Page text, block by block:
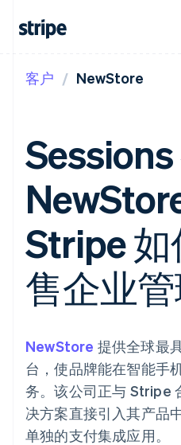
支付
在线支付
Payment links
Checkout
预构建支付界
Elements
灵活的 UI 组件
支付方式
支持 125 种以
上
Authorization
Boost
支付成功率优
化
Link
加速结账
经常
按用
订阅管
一次性
账单
Tax
销售税
税自动
会计自
Stripe
自定义
Data
数据同
按企业阶段
按应用场景
智能体商务
加密货币
电子商务
嵌入式金融
财务自动化
全球化企业
应用内支付
资金管理
平台
SaaS
按行业
文档
Stripe
接受线上付
实施预置结
构建平台或
管理订阅
提供按用量
通过智能体
务
资源
学习
支持
获取支持
托管支持
专业服务
产品路线图
Sessions
招聘
资讯中心
Stripe
客户 NewStore
Sessions
Stripe
售企业
NewStore 提供全球最
台，使品牌能在智能手
务。该公司正与 Stripe
决方案直接引入其产品
单独的支付集成应用。